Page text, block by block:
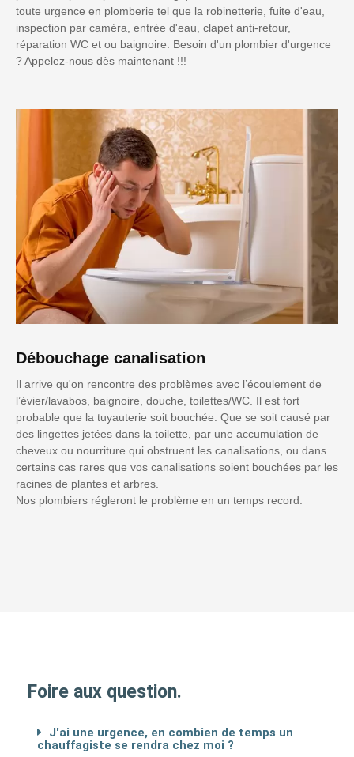
toute urgence en plomberie tel que la robinetterie, fuite d'eau,
inspection par caméra, entrée d'eau, clapet anti-retour,
réparation WC et ou baignoire. Besoin d'un plombier d'urgence
? Appelez-nous dès maintenant !!!
Débouchage canalisation
Il arrive qu'on rencontre des problèmes avec l’écoulement de
l’évier/lavabos, baignoire, douche, toilettes/WC. Il est fort
probable que la tuyauterie soit bouchée. Que se soit causé par
des lingettes jetées dans la toilette, par une accumulation de
cheveux ou nourriture qui obstruent les canalisations, ou dans
certains cas rares que vos canalisations soient bouchées par les
racines de plantes et arbres.
Nos plombiers régleront le problème en un temps record.
Foire aux question.
J'ai une urgence, en combien de temps un
chauffagiste se rendra chez moi ?